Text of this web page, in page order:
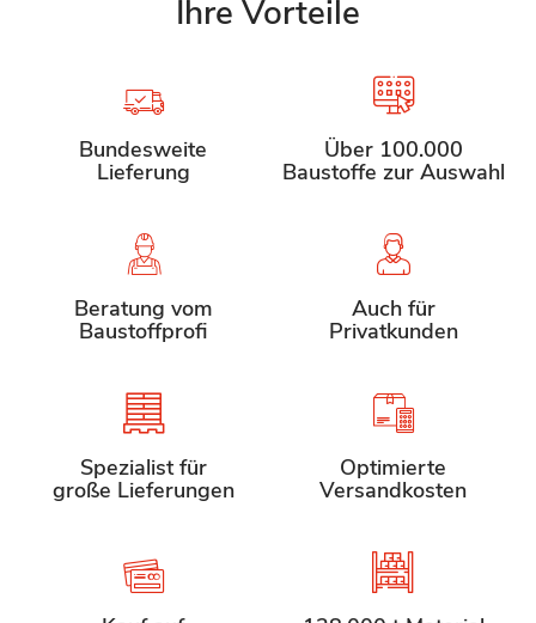
Ihre Vorteile
Bundesweite
Lieferung
Über 100.000
Baustoffe zur Auswahl
Beratung vom
Baustoffprofi
Auch für
Privatkunden
Spezialist für
große Lieferungen
Optimierte
Versandkosten